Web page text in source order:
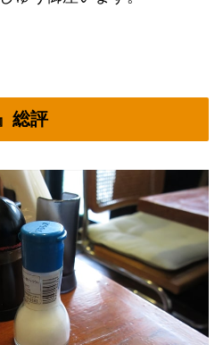
総評